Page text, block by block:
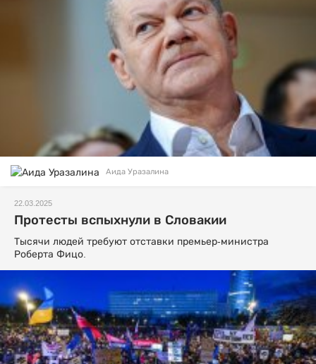
Аида Уразалина
22.03.2025
Протесты вспыхнули в Словакии
Тысячи людей требуют отставки премьер-министра
Роберта Фицо.